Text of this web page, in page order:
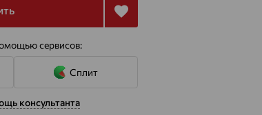
сервисов:
Сплит
консультанта